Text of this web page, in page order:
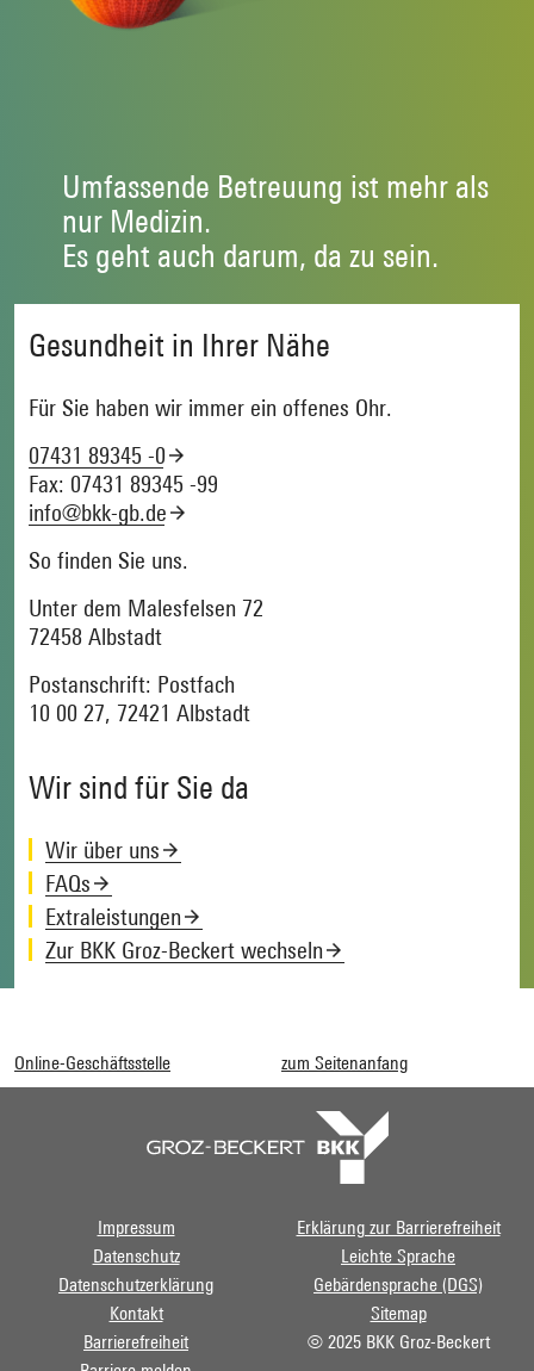
Umfassende Betreuung ist mehr als
nur Medizin.
Es geht auch darum, da zu sein.
Gesundheit in Ihrer Nähe
Für Sie haben wir immer ein offenes Ohr.
07431 89345 -0
Fax: 07431 89345 -99
info@bkk-gb.de
So finden Sie uns.
Unter dem Malesfelsen 72
72458 Albstadt
Postanschrift: Postfach
10 00 27, 72421 Albstadt
Wir sind für Sie da
Wir über uns
FAQs
Extraleistungen
Zur BKK Groz-Beckert wechseln
Online-Geschäftsstelle zum Seitenanfang
Impressum
Datenschutz
Datenschutzerklärung
Kontakt
Barrierefreiheit
Erklärung zur Barrierefreiheit
Leichte Sprache
Gebärdensprache (DGS)
Sitemap
© 2025 BKK Groz-Beckert